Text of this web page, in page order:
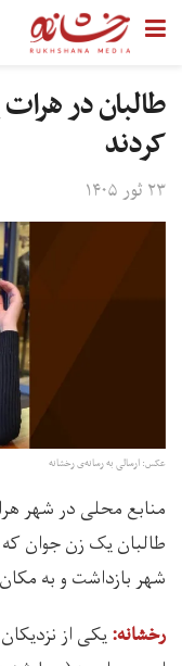
طالبان در
کردند
۲۳ ثور ۱۴۰۵
عکس: ارسالی به رسانه‌ی رخشانه
منابع محلی در شهر
طالبان یک زن جوان که
شهر بازداشت و به
رخشانه:یکی از